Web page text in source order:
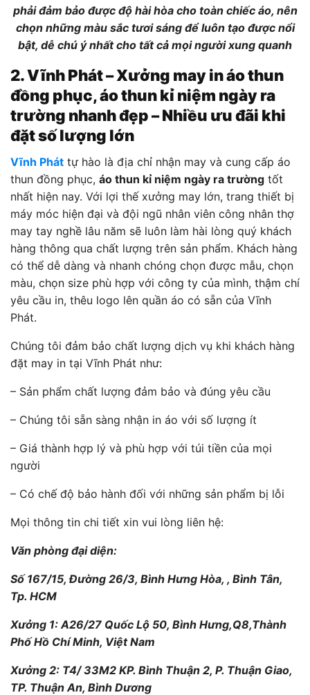
phải đảm bảo được độ hài hòa cho toàn chiếc áo, nên
chọn những màu sắc tươi sáng để luôn tạo được nổi
bật, dễ chú ý nhất cho tất cả mọi người xung quanh
2. Vĩnh Phát – Xưởng may in áo thun
đồng phục, áo thun kỉ niệm ngày ra
trường nhanh đẹp – Nhiều ưu đãi khi
đặt số lượng lớn
Vĩnh Phát tự hào là địa chỉ nhận may và cung cấp áo
thun đồng phục, áo thun kỉ niệm ngày ra trường tốt
nhất hiện nay. Với lợi thế xưởng may lớn, trang thiết bị
máy móc hiện đại và đội ngũ nhân viên công nhân thợ
may tay nghề lâu năm sẽ luôn làm hài lòng quý khách
hàng thông qua chất lượng trên sản phẩm. Khách hàng
có thể dễ dàng và nhanh chóng chọn được mẫu, chọn
màu, chọn size phù hợp với công ty của mình, thậm chí
yêu cầu in, thêu logo lên quần áo có sẵn của Vĩnh
Phát.
Chúng tôi đảm bảo chất lượng dịch vụ khi khách hàng
đặt may in tại Vĩnh Phát như:
– Sản phẩm chất lượng đảm bảo và đúng yêu cầu
– Chúng tôi sẵn sàng nhận in áo với số lượng ít
– Giá thành hợp lý và phù hợp với túi tiền của mọi
người
– Có chế độ bảo hành đối với những sản phẩm bị lỗi
Mọi thông tin chi tiết xin vui lòng liên hệ:
Văn phòng đại diện:
Số 167/15, Đường 26/3, Bình Hưng Hòa, , Bình Tân,
Tp. HCM
Xưởng 1: A26/27 Quốc Lộ 50, Bình Hưng,Q8,Thành
Phố Hồ Chí Minh, Việt Nam
Xưởng 2: T4/ 33M2 KP. Bình Thuận 2, P. Thuận Giao,
TP. Thuận An, Bình Dương